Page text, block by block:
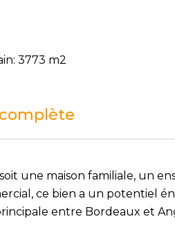
3773 m2
une maison familiale, un
ce bien a un potentiel
entre Bordeaux et